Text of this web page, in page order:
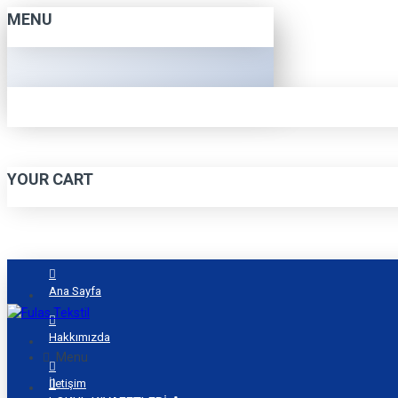
MENU
YOUR CART
Ana Sayfa
Hakkımızda
İletişim
Menu